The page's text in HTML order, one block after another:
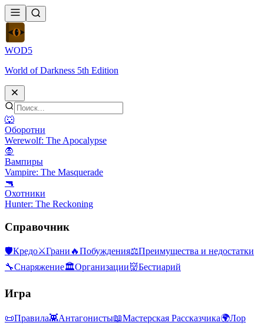
WOD5
World of Darkness 5th Edition
🐺
Оборотни
Werewolf: The Apocalypse
🧛
Вампиры
Vampire: The Masquerade
🔫
Охотники
Hunter: The Reckoning
Справочник
🛡Кредо⚔Грани 🔥Побуждения⚖️Преимущества и недостатки
🔧Снаряжение🏛Организации👹Бестиарий
Игра
📜Правила👾Антагонисты📖Мастерская Рассказчика🌍Лор